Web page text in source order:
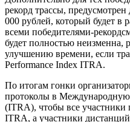
рекорд трассы,
000 рублей, который будет в
всеми победителями-
будет полностью неизменна,
улучшению времени, если
Performance Index ITRA.
По итогам гонки
протоколы в
(ITRA), чтобы все участники
ITRA, а участники